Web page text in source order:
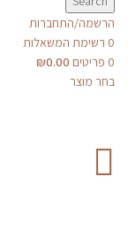
הרשמה/התחברות
0 רשימת המשאלות
0 פריטים ₪0.00
בחר מוצר